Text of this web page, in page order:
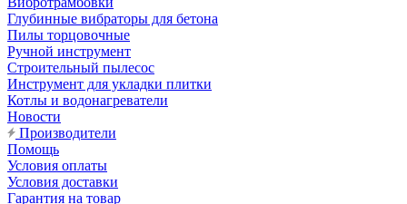
Глубинные вибраторы для бетона
Пилы торцовочные
Ручной инструмент
Строительный пылесос
Инструмент для укладки плитки
Котлы и водонагреватели
Новости
Производители
Помощь
Условия оплаты
Условия доставки
Гарантия на товар